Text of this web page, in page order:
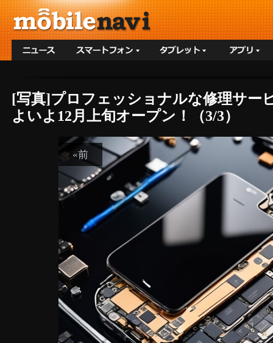
[写真]プロフェッショナルな修理サー
よいよ12月上旬オープン！（3/3）
«前